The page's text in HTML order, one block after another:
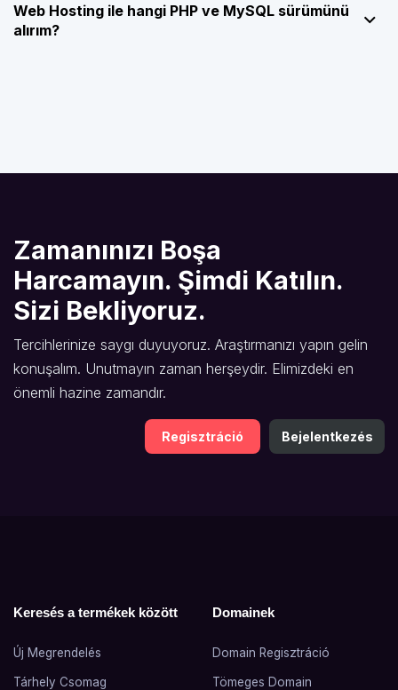
Web Hosting ile hangi PHP ve MySQL sürümünü
alırım?
Zamanınızı Boşa
Harcamayın. Şimdi Katılın.
Sizi Bekliyoruz.
Tercihlerinize saygı duyuyoruz. Araştırmanızı yapın gelin
konuşalım. Unutmayın zaman herşeydir. Elimizdeki en
önemli hazine zamandır.
Regisztráció Bejelentkezés
Keresés a termékek között
Új Megrendelés
Tárhely Csomag
Domainek
Domain Regisztráció
Tömeges Domain